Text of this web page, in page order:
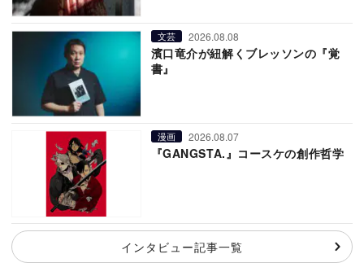
文芸 2026.08.08
濱口竜介が紐解くブレッソンの『覚
書』
漫画 2026.08.07
『GANGSTA.』コースケの創作哲学
インタビュー記事一覧